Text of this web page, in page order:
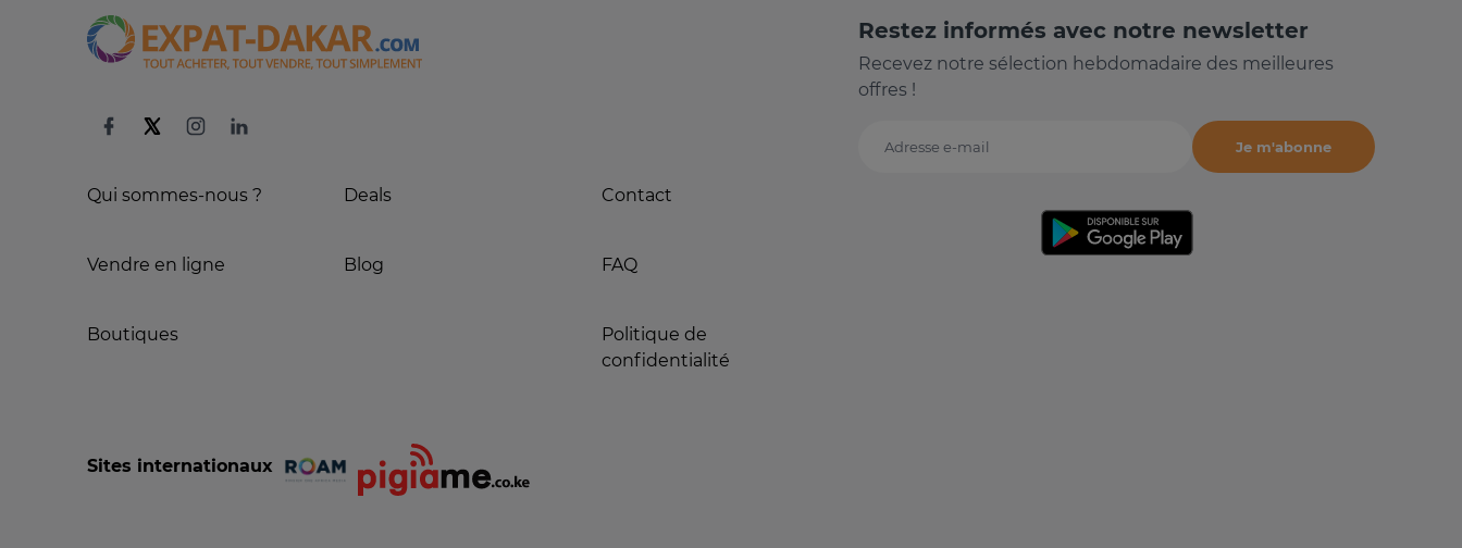
Qui sommes-nous ?
Vendre en ligne
Boutiques
Deals
Blog
Contact
FAQ
Politique de
confidentialité
Restez informés avec notre newsletter
Recevez notre sélection hebdomadaire des meilleures
offres !
Adresse e-mail
Je m'abonne
Sites internationaux